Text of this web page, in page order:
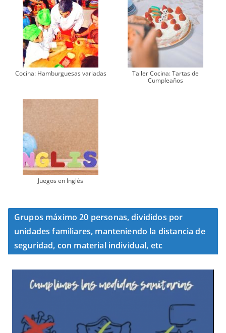
Cocina: Hamburguesas variadas
Taller Cocina: Tartas de
Cumpleaños
Juegos en Inglés
Grupos máximo 20 personas, divididos por
unidades familiares, manteniendo la distancia de
seguridad, con material individual, etc